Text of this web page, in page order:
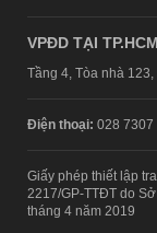
VPĐD TẠI TP.HCM
Tầng 4, Tòa nhà
Điện thoại: 028 7307
Giấy phép thiết lập
2217/GP-TTĐT do
tháng 4 năm 2019